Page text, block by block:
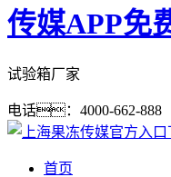
传媒APP免
试验箱厂家
电话：4000-662-888
首页